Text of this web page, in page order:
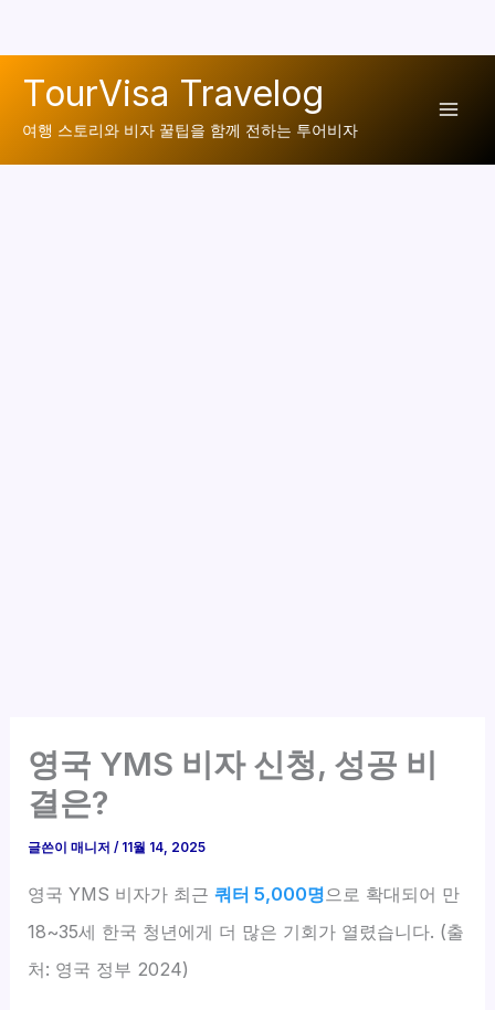
TourVisa Travelog
여행 스토리와 비자 꿀팁을 함께 전하는 투어비자
영국 YMS 비자 신청, 성공 비
결은?
글쓴이매니저/ 11월 14, 2025
영국 YMS 비자가 최근쿼터 5,000명으로 확대되어 만
18~35세 한국 청년에게 더 많은 기회가 열렸습니다. (출
처: 영국 정부 2024)